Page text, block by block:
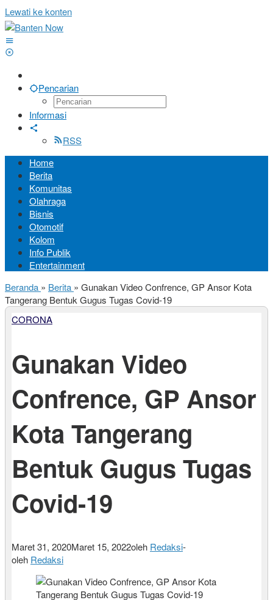
Lewati ke konten
Pencarian
Informasi
RSS
Home
Berita
Komunitas
Olahraga
Bisnis
Otomotif
Kolom
Info Publik
Entertainment
Beranda » Berita » Gunakan Video Confrence, GP Ansor Kota
Tangerang Bentuk Gugus Tugas Covid-19
CORONA
Gunakan Video
Confrence, GP Ansor
Kota Tangerang
Bentuk Gugus Tugas
Covid-19
Maret 31, 2020Maret 15, 2022oleh Redaksi-
oleh Redaksi